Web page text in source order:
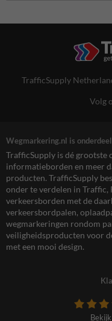
TrafficSupply
Volg
Wegmarkering.nl is
TrafficSupply is dé grootste
informatieborden en meer
producten. TrafficSupply
onder te verdelen in Traffic,
verkeersborden met de
verkeersbordpalen,
wegmarkeringen rondom
veiligheidsproducten voor
met een mooi design.